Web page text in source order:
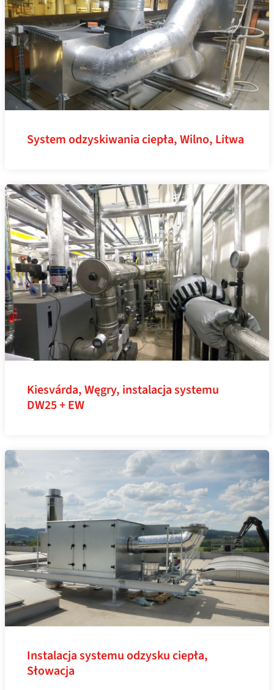
System odzyskiwania ciepła, Wilno, Litwa
Kiesvárda, Węgry, instalacja systemu
DW25 + EW
Instalacja systemu odzysku ciepła,
Słowacja